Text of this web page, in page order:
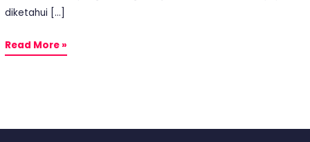
diketahui […]
Read More »